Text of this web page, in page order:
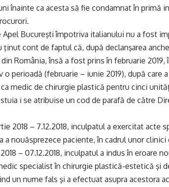
înainte ca acesta să fie condamnat în primă
Apel Bucureşti împotriva italianului nu a fost
ţinut cont de faptul că, după declanşarea
România, însă a fost prins în februarie
o perioadă (februarie – iunie 2019), după care
medic de chirurgie plastică pentru cinci
i se atribuise un cod de parafă de către
2018 – 7.12.2018, inculpatul a exercitat
a nouăsprezece paciente, în cadrul unor
– 07.12.2018, inculpatul a indus în eroare
specialist în chirurgie plastică-estetică şi
un nume fals şi a efectuat asupra acestora